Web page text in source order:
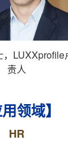
责人
用领域】
HR